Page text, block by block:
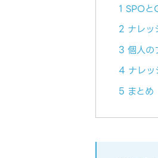
1 SPO
2 ナレッ
3 個人の
4 ナレッ
5 まとめ